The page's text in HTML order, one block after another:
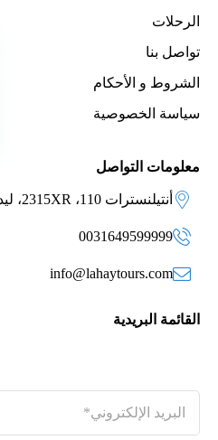
الرحلات
تواصل بنا
الشروط و الأحكام
سياسة الخصوصية
معلومات التواصل
أنتيلنسترات 110، 2315XR، ليدن، هولندا
0031649599999
info@lahaytours.com
القائمة البريدية